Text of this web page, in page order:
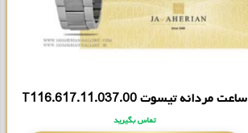
ساعت مردانه تیسوت T116.‎617.‎11.‎037.‎00
تماس بگیرید